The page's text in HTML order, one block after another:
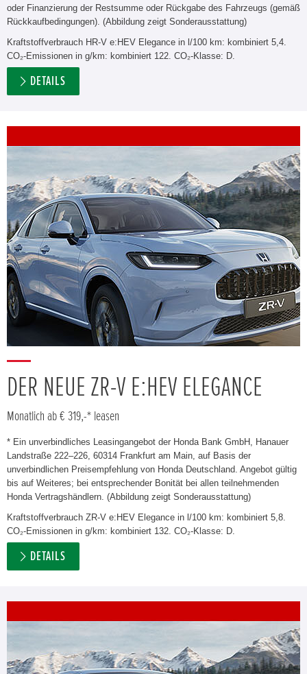
oder Finanzierung der Restsumme oder Rückgabe des Fahrzeugs (gemäß
Rückkaufbedingungen). (Abbildung zeigt Sonderausstattung)
Kraftstoffverbrauch HR-V e:HEV Elegance in l/100 km: kombiniert 5,4.
CO₂-Emissionen in g/km: kombiniert 122. CO₂-Klasse: D.
DETAILS
DER NEUE ZR-V E:HEV ELEGANCE
Monatlich ab € 319,-* leasen
* Ein unverbindliches Leasingangebot der Honda Bank GmbH, Hanauer
Landstraße 222–226, 60314 Frankfurt am Main, auf Basis der
unverbindlichen Preisempfehlung von Honda Deutschland. Angebot gültig
bis auf Weiteres; bei entsprechender Bonität bei allen teilnehmenden
Honda Vertragshändlern. (Abbildung zeigt Sonderausstattung)
Kraftstoffverbrauch ZR-V e:HEV Elegance in l/100 km: kombiniert 5,8.
CO₂-Emissionen in g/km: kombiniert 132. CO₂-Klasse: D.
DETAILS